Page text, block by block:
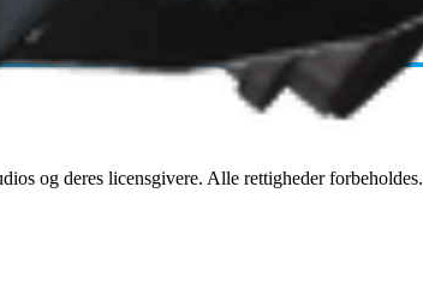
og deres licensgivere. Alle rettigheder forbeholdes.